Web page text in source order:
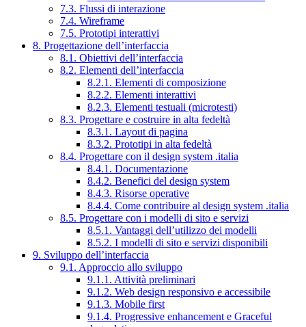
7.3. Flussi di interazione
7.4. Wireframe
7.5. Prototipi interattivi
8. Progettazione dell’interfaccia
8.1. Obiettivi dell’interfaccia
8.2. Elementi dell’interfaccia
8.2.1. Elementi di composizione
8.2.2. Elementi interattivi
8.2.3. Elementi testuali (microtesti)
8.3. Progettare e costruire in alta fedeltà
8.3.1. Layout di pagina
8.3.2. Prototipi in alta fedeltà
8.4. Progettare con il design system .italia
8.4.1. Documentazione
8.4.2. Benefici del design system
8.4.3. Risorse operative
8.4.4. Come contribuire al design system .italia
8.5. Progettare con i modelli di sito e servizi
8.5.1. Vantaggi dell’utilizzo dei modelli
8.5.2. I modelli di sito e servizi disponibili
9. Sviluppo dell’interfaccia
9.1. Approccio allo sviluppo
9.1.1. Attività preliminari
9.1.2. Web design responsivo e accessibile
9.1.3. Mobile first
9.1.4. Progressive enhancement e Graceful